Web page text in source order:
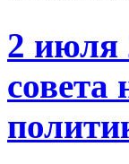
2 июля
совета